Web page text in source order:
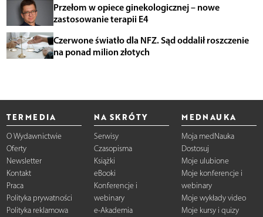
Przełom w opiece ginekologicznej – nowe
zastosowanie terapii E4
Czerwone światło dla NFZ. Sąd oddalił roszczenie
na ponad milion złotych
TERMEDIA
O Wydawnictwie
Oferty
Newsletter
Kontakt
Praca
Polityka prywatności
Polityka reklamowa
NA SKRÓTY
Serwisy
Czasopisma
Książki
eBooki
Konferencje i
webinary
e-Akademia
MEDNAUKA
Moja medNauka
Dostosuj
Moje ulubione
Moje konferencje i
webinary
Moje wykłady video
Moje kursy i quizy